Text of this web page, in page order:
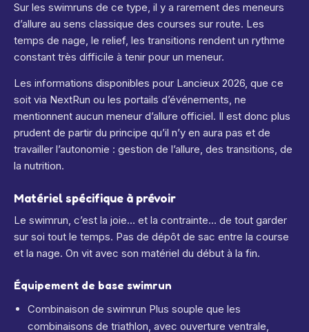
Sur les swimruns de ce type, il y a rarement des meneurs
d’allure au sens classique des courses sur route. Les
temps de nage, le relief, les transitions rendent un rythme
constant très difficile à tenir pour un meneur.
Les informations disponibles pour Lancieux 2026, que ce
soit via NextRun ou les portails d’événements, ne
mentionnent aucun meneur d’allure officiel. Il est donc plus
prudent de partir du principe qu’il n’y en aura pas et de
travailler l’autonomie : gestion de l’allure, des transitions, de
la nutrition.
Matériel spécifique à prévoir
Le swimrun, c’est la joie… et la contrainte… de tout garder
sur soi tout le temps. Pas de dépôt de sac entre la course
et la nage. On vit avec son matériel du début à la fin.
Équipement de base swimrun
Combinaison de swimrun Plus souple que les
combinaisons de triathlon, avec ouverture ventrale,